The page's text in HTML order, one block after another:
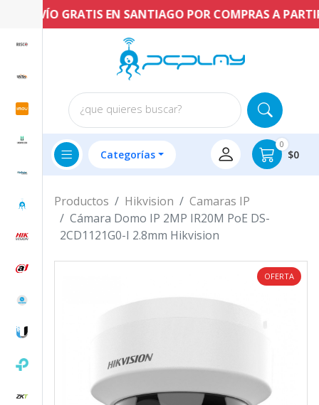
ENVÍO GRATIS EN SANTIAGO POR COMPRAS A PARTIR
¿que quieres buscar?
Categorías
0
$0
Productos Hikvision
Camaras IP
Cámara Domo IP 2MP IR20M PoE DS-
2CD1121G0-I 2.8mm Hikvision
OFERTA